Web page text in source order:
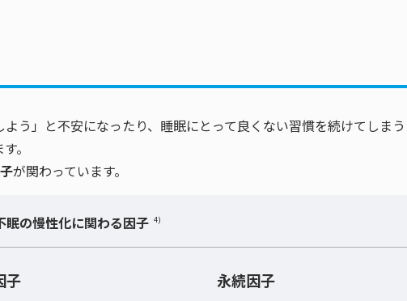
う」と不安になったり、睡眠にとって良くない習慣を続けてしま
。
が関わっています。
眠の慢性化に関わる因子 4)
子 永続因子